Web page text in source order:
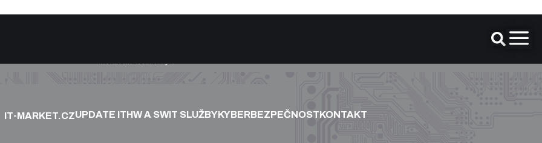
IT-MARKET.CZUPDATE ITHW A SWIT SLUŽBYKYBERBEZPEČNOSTKONTAKT